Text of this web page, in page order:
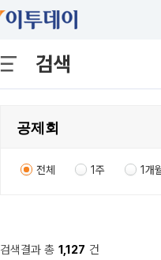
검색
전체 1주 1개
검색결과 총 1,127 건